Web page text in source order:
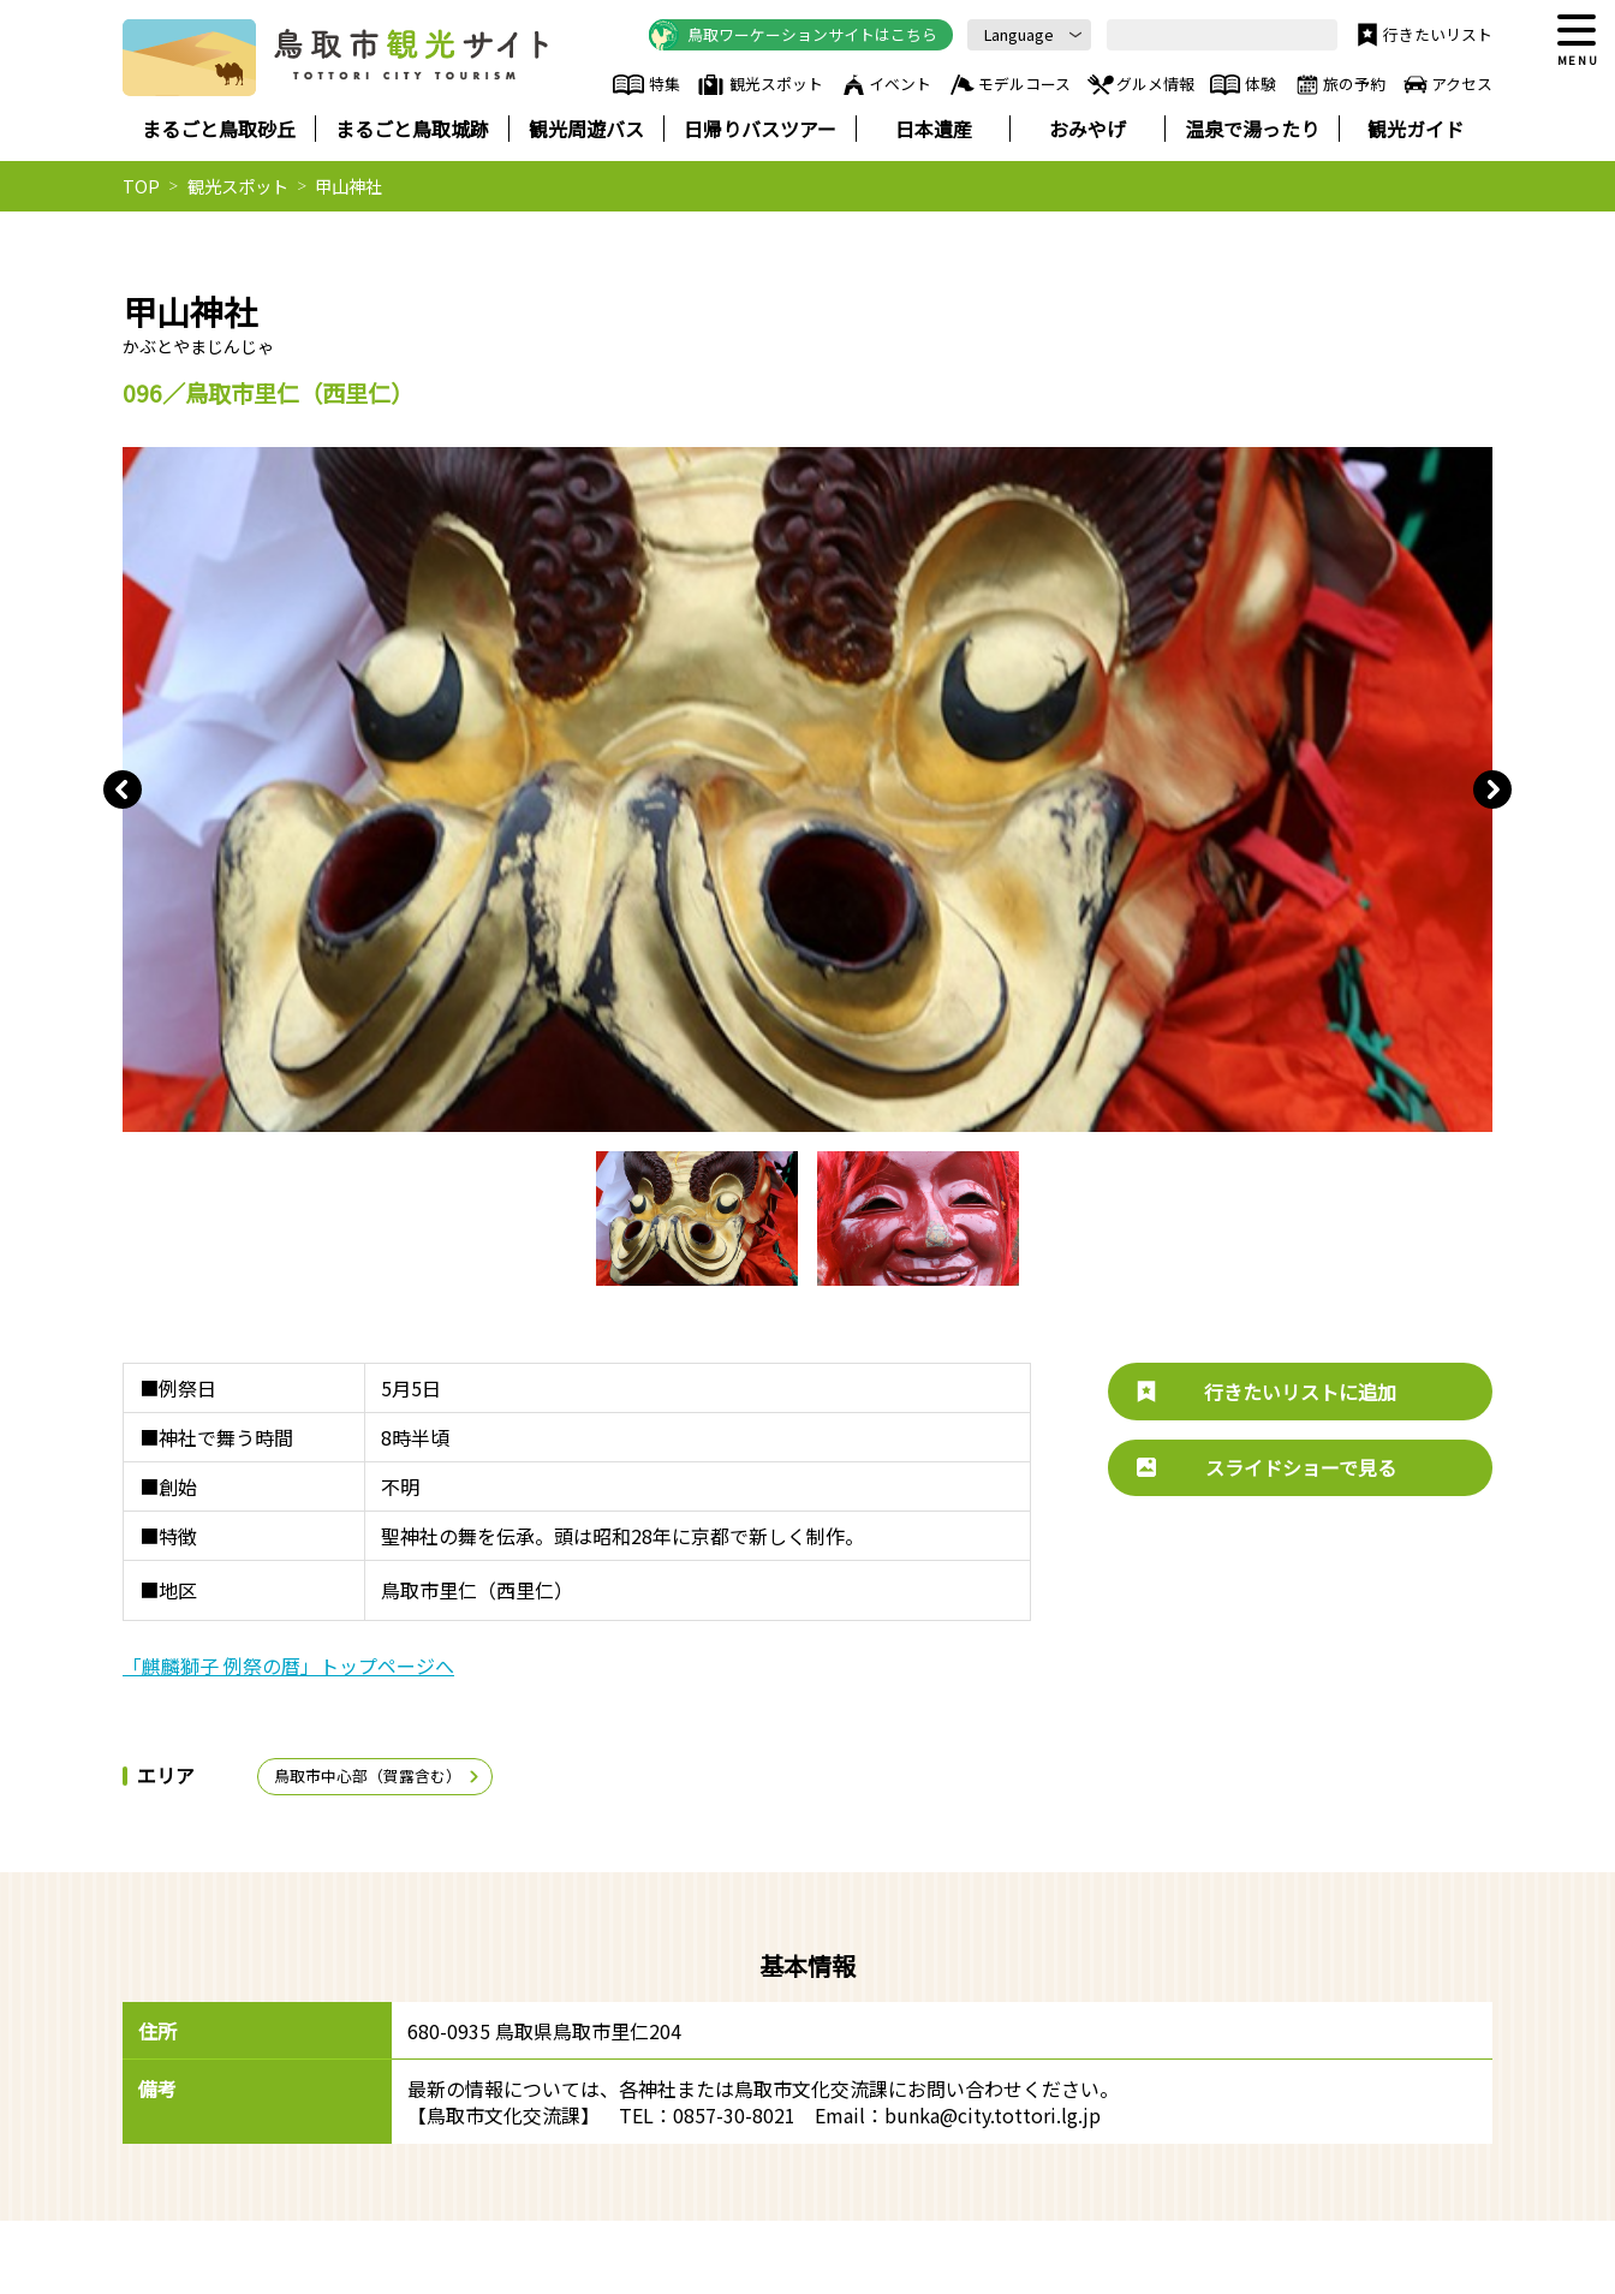
MENU
特集 観光スポット イベント モデルコース グルメ情報 体験 旅の予約 アクセス
Language
中文简体
中文繁體
한국어
ภาษาไทย
行きたいリスト
鳥取ワーケーションサイトはこちら
まるごと鳥取砂丘 まるごと鳥取城跡 観光周遊バス 日帰りバスツアー 日本遺産 おみやげ 温泉で湯ったり 観光ガイド
TOP 観光スポット 甲山神社
甲山神社
096／鳥取市里仁（西里仁）
■例祭日
5月5日
■神社で舞う時間
8時半頃
■創始
不明
■特徴
聖神社の舞を伝承。頭は昭和28年に京都で新しく制作。
■地区
鳥取市里仁（西里仁）
「麒麟獅子 例祭の暦」トップページへ
エリア 鳥取市中心部（賀露含む）
行きたいリストに追加
スライドショーで見る
基本情報
住所 680-0935 鳥取県鳥取市里仁204
備考
最新の情報については、各神社または鳥取市文化交流課にお問い合わせください。
【鳥取市文化交流課】 TEL：0857-30-8021 Email：bunka@city.tottori.lg.jp